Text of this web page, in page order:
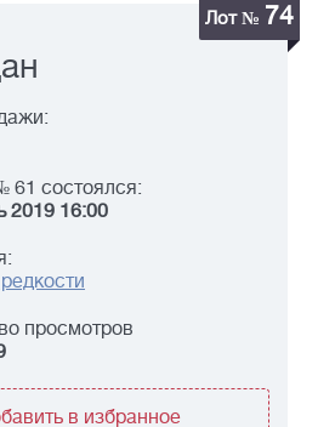
Лот № 74
61 состоялся:
2019 16:00
просмотров
в избранное